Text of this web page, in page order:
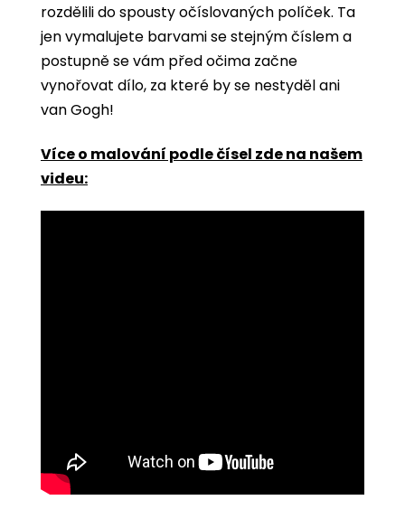
rozdělili do spousty očíslovaných políček. Ta
jen vymalujete barvami se stejným číslem a
postupně se vám před očima začne
vynořovat dílo, za které by se nestyděl ani
van Gogh!
Více o malování podle čísel zde na našem
videu: